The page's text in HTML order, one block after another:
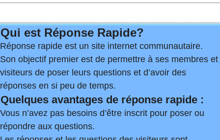
Qui est Réponse Rapide?
Réponse rapide est un site internet communautaire.
Son objectif premier est de permettre à ses membres et
visiteurs de poser leurs questions et d’avoir des
réponses en si peu de temps.
Quelques avantages de réponse rapide :
Vous n’avez pas besoins d’être inscrit pour poser ou
répondre aux questions.